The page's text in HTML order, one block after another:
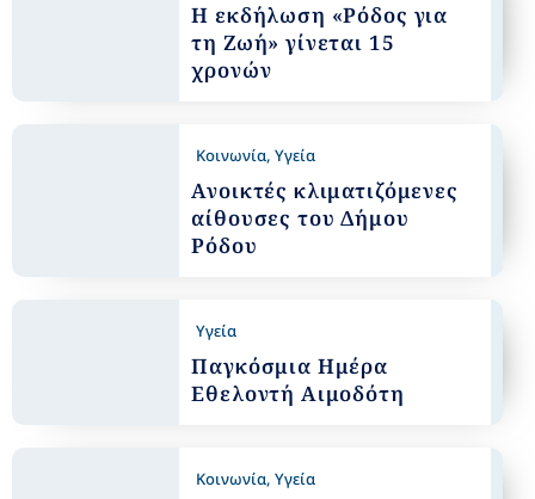
Η εκδήλωση «Ρόδος για
τη Ζωή» γίνεται 15
χρονών
Κοινωνία,Υγεία
Ανοικτές κλιματιζόμενες
αίθουσες του Δήμου
Ρόδου
Υγεία
Παγκόσμια Ημέρα
Εθελοντή Αιμοδότη
Κοινωνία,Υγεία